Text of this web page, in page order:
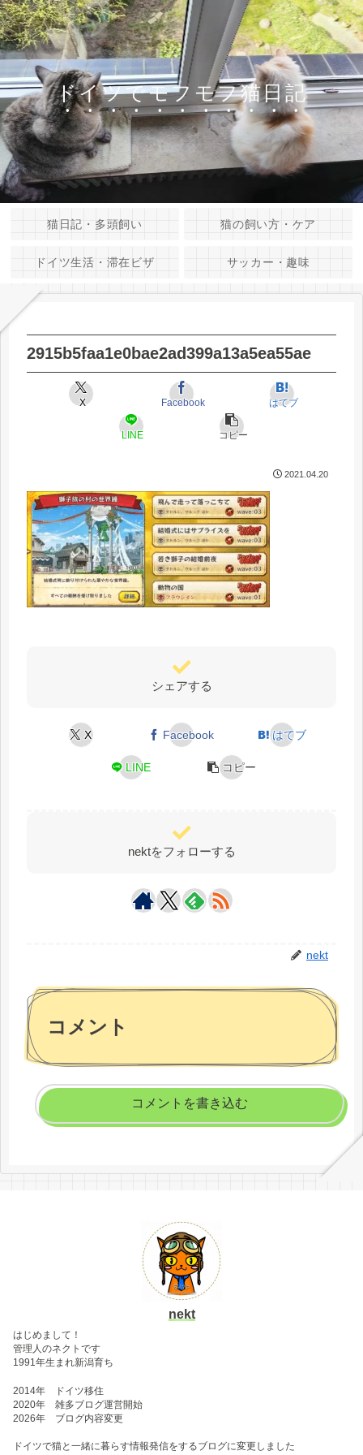
ドイツでモフモフ猫日記
猫日記・多頭飼い 猫の飼い方・ケア
ドイツ生活・滞在ビザ サッカー・趣味
2915b5faa1e0bae2ad399a13a5ea55ae
X Facebook はてブ
LINE コピー
2021.04.20
シェアする
X Facebook はてブ
LINE コピー
nektをフォローする
nekt
コメント
コメントを書き込む
nekt
はじめまして！
管理人のネクトです
1991年生まれ新潟育ち
2014年 ドイツ移住
2020年 雑多ブログ運営開始
2026年 ブログ内容変更
ドイツで猫と一緒に暮らす情報発信をするブログに変更しました